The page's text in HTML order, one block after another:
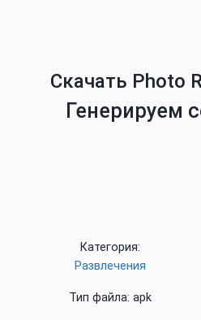
Скачать Photo
Генерируем
Категория:
Развлечения
Тип файла: apk